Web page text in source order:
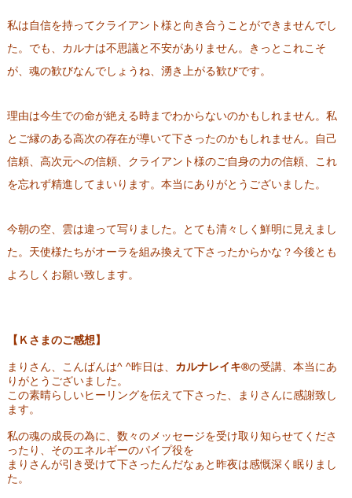
私は自信を持ってクライアント様と向き合うことができませんでし
た。でも、カルナは不思議と不安がありません。きっとこれこそ
が、魂の歓びなんでしょうね、湧き上がる歓びです。
理由は今生での命が絶える時までわからないのかもしれません。私
とご縁のある高次の存在が導いて下さったのかもしれません。自己
信頼、高次元への信頼、クライアント様のご自身の力の信頼、これ
を忘れず精進してまいります。本当にありがとうございました。
今朝の空、雲は違って写りました。とても清々しく鮮明に見えまし
た。天使様たちがオーラを組み換えて下さったからかな？今後とも
よろしくお願い致します。
【Ｋさまのご感想】
まりさん、こんばんは^ ^昨日は、 カルナレイキ®の受講、本当にあ
りがとうございました。
この素晴らしいヒーリングを伝えて下さった、まりさんに感謝致し
ます。
私の魂の成長の為に、数々のメッセージを受け取り知らせてくださ
ったり、そのエネルギーのパイプ役を
まりさんが引き受けて下さったんだなぁと昨夜は感慨深く眠りまし
た。